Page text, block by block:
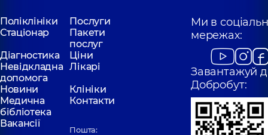
Поліклініки
Послуги
Стаціонар
Пакети
послуг
Діагностика
Ціни
Невідкладна
допомога
Лікарі
Новини
Клініки
Медична
бібліотека
Контакти
Вакансії
Пошта:
Ми в
мережах:
Завантажуй
Добробут: